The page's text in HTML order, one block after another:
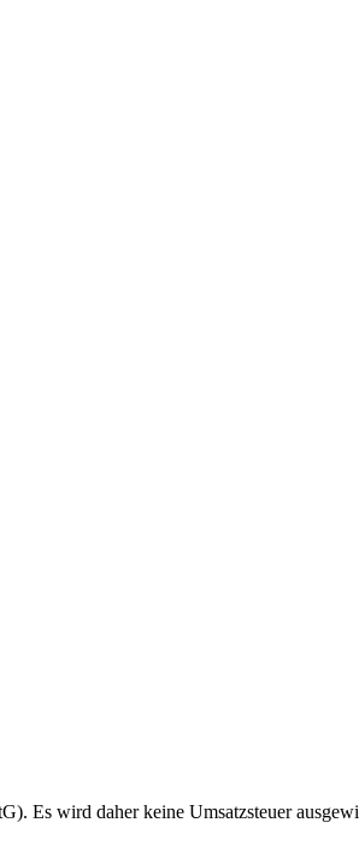
Es wird daher keine Umsatzsteuer